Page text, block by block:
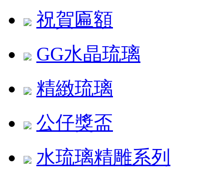
祝賀匾額
GG水晶琉璃
精緻琉璃
公仔獎盃
水琉璃精雕系列